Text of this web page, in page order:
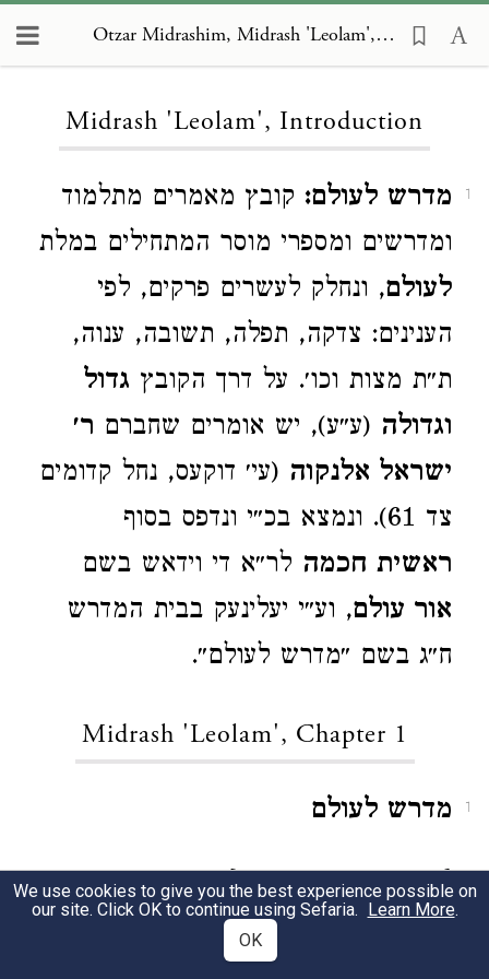
Otzar Midrashim, Midrash 'Leolam', Introduction
Midrash 'Leolam', Introduction
1 מדרש לעולם: קובץ מאמרים מתלמוד
ומדרשים ומספרי מוסר המתחילים במלת
לעולם, ונחלק לעשרים פרקים, לפי
הענינים: צדקה, תפלה, תשובה, ענוה,
ת״ת מצות וכו׳. על דרך הקובץ גדול
וגדולה (ע״ע), יש אומרים שחברם ר׳
ישראל אלנקוה (עי׳ דוקעס, נחל קדומים
צד 61). ונמצא בכ״י ונדפס בסוף
ראשית חכמה לר״א די וידאש בשם
אור עולם, וע״י יעלינעק בבית המדרש
ח״ג בשם ״מדרש לעולם״.
Midrash 'Leolam', Chapter 1
1 מדרש לעולם
2 [בית המדרש חדר ג' 109]
פרק ראשון, מדבר בצדקה:
We use cookies to give you the best experience possible on
our site. Click OK to continue using Sefaria. Learn More.
OK